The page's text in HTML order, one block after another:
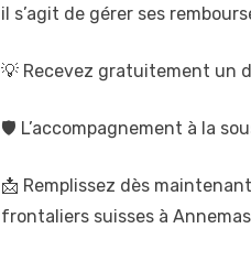
il s’agit de gérer ses
💡 Recevez gratuitement un
🛡️ L’accompagnement à la
📩 Remplissez dès
frontaliers suisses à